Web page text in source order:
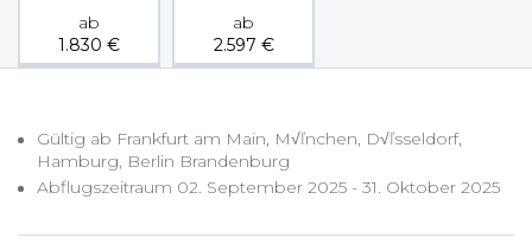
ab
1.830 €
ab
2.597 €
Gültig ab Frankfurt am Main, M√ľnchen, D√ľsseldorf,
Hamburg, Berlin Brandenburg
Abflugszeitraum 02. September 2025 - 31. Oktober 2025